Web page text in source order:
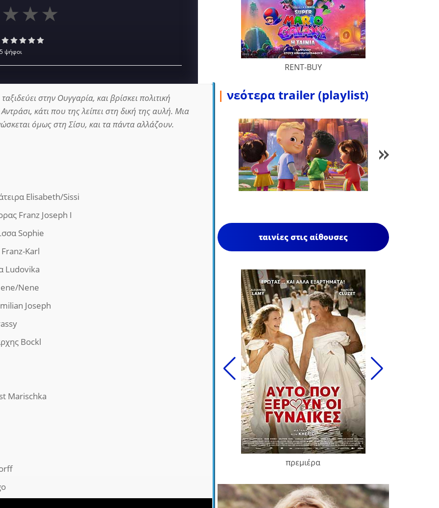
ψήφοι
στην Ουγγαρία, και βρίσκει πολιτική
κάτι που της λείπει στη δική της αυλή. Μια
όμως στη Σίσυ, και τα πάντα αλλάζουν.
Elisabeth/Sissi
Franz Joseph Ι
Sophie
Karl
Ludovika
Nene
Joseph
Bockl
Marischka
RENT-BUY
| νεότερα trailer (playlist)
1/85
ταινίες στις αίθουσες
πρεμιέρα